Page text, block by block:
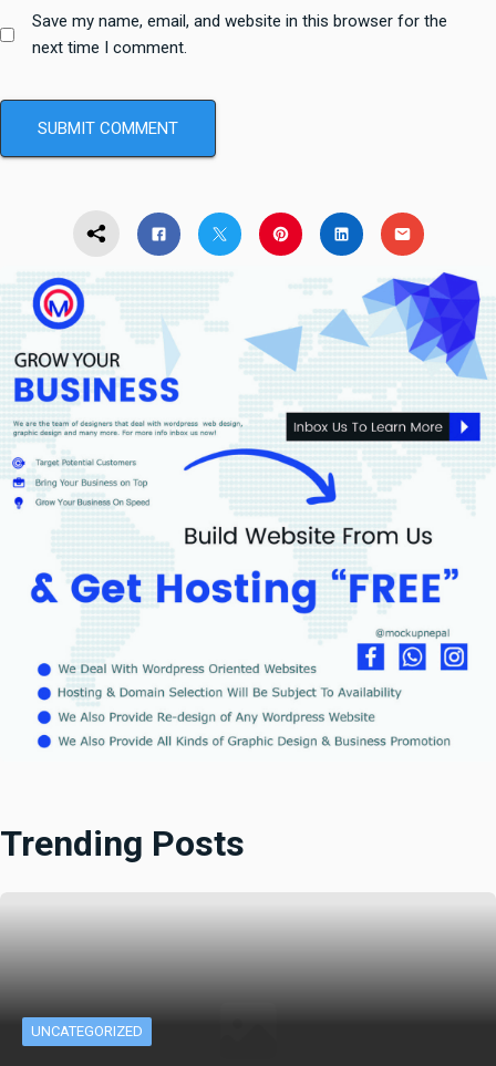
Save my name, email, and website in this browser for the
next time I comment.
Trending Posts
UNCATEGORIZED